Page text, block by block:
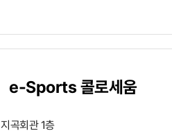
e-Sports 콜로세움
지곡회관 1층